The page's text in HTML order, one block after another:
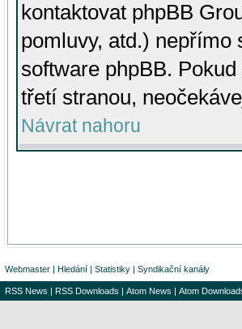
kontaktovat phpBB
pomluvy, atd.) nepřímo
software phpBB.
třetí stranou,
Návrat nahoru
Webmaster | Hledání | Statistiky | Syndikační kanály
RSS News | RSS Downloads | Atom News | Atom